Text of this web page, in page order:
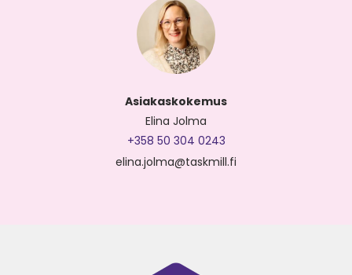
Asiakaskokemus
Elina Jolma
+358 50 304 0243
elina.jolma@taskmill.fi